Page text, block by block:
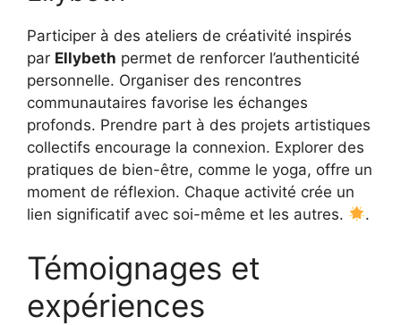
Participer à des ateliers de créativité inspirés
par Ellybeth permet de renforcer l’authenticité
personnelle. Organiser des rencontres
communautaires favorise les échanges
profonds. Prendre part à des projets artistiques
collectifs encourage la connexion. Explorer des
pratiques de bien-être, comme le yoga, offre un
moment de réflexion. Chaque activité crée un
lien significatif avec soi-même et les autres.
.
Témoignages et
expériences